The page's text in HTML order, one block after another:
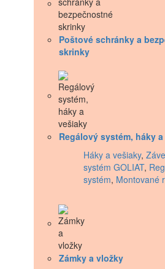
Poštové schránky a
skrinky
Regálový systém, háky
Háky a vešiaky,
systém GOLIAT,
systém, Montované
Zámky a vložky